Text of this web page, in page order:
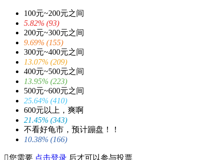
100元~200元之间
5.82% (93)
200元~300元之间
9.69% (155)
300元~400元之间
13.07% (209)
400元~500元之间
13.95% (223)
500元~600元之间
25.64% (410)
600元以上，爽啊
21.45% (343)
不看好龟市，预计蹦盘！！
10.38% (166)
您需要 点击登录 后才可以参与投票